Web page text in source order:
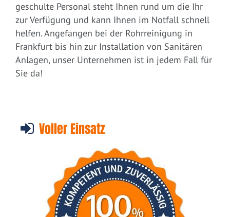
geschulte Personal steht Ihnen rund um die Ihr
zur Verfügung und kann Ihnen im Notfall schnell
helfen. Angefangen bei der Rohrreinigung in
Frankfurt bis hin zur Installation von Sanitären
Anlagen, unser Unternehmen ist in jedem Fall für
Sie da!
Voller Einsatz